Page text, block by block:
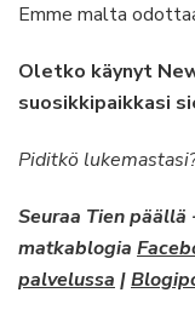
Emme malta
Oletko käynyt
suosikkipaikkasi
Piditkö
Seuraa Tien päällä
matkablogia
palvelussa |